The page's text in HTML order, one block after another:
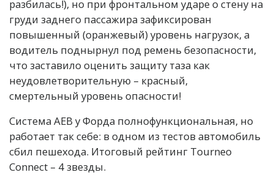
разбилась!), но при фронтальном ударе о стену на
груди заднего пассажира зафиксирован
повышенный (оранжевый) уровень нагрузок, а
водитель поднырнул под ремень безопасности,
что заставило оценить защиту таза как
неудовлетворительную – красный,
смертельный уровень опасности!
Система AEB у Форда полнофункциональная, но
работает так себе: в одном из тестов автомобиль
сбил пешехода. Итоговый рейтинг Tourneo
Connect – 4 звезды.